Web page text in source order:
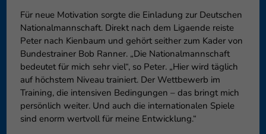
Für neue Motivation sorgte die Einladung zur Deutschen
Nationalmannschaft. Direkt nach dem Ligaende reiste
Peter nach Kienbaum und gehört seither zum Kader von
Bundestrainer Bob Ranner. „Die Nationalmannschaft
bedeutet für mich sehr viel“, so Peter. „Hier wird täglich
auf höchstem Niveau trainiert. Der Wettbewerb im
Training, die intensiven Bedingungen – das bringt mich
persönlich weiter. Und auch die internationalen Spiele
sind enorm wertvoll für meine Entwicklung.“